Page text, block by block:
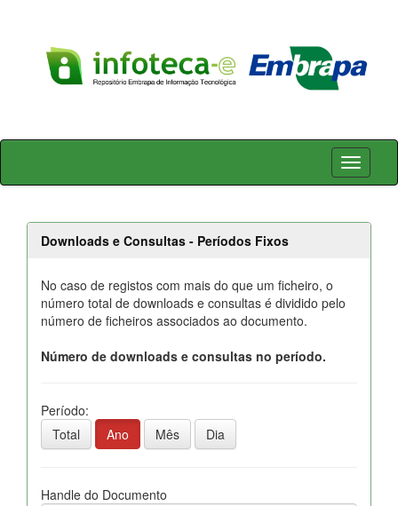
Skip
Downloads e Consultas - Períodos Fixos
No caso de registos com mais do que um ficheiro, o
número total de downloads e consultas é dividido pelo
número de ficheiros associados ao documento.
Número de downloads e consultas no período.
Período:
Total
Ano Mês Dia
Handle do Documento